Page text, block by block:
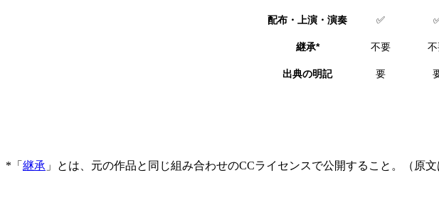
配布・上演・演奏 ✅
継承* 不要
出典の明記 要
*「 継承 」とは、元の作品と同じ組み合わせのCCライセンスで公開すること。（原文